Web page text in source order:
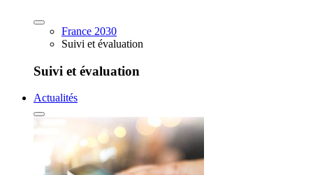
France 2030
Suivi et évaluation
Suivi et évaluation
Actualités